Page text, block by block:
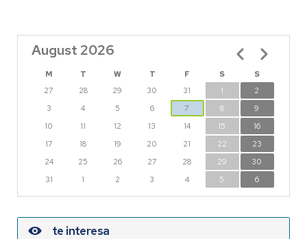
August 2026
M T W T F S
S
27
28 29 30 31 1
2
3
4 5 6 7 8
9
10
11 12 13 14 15
16
17
18 19 20 21 22
23
24
25 26 27 28 29
30
31
1 2 3 4 5 6
Pagination
te interesa